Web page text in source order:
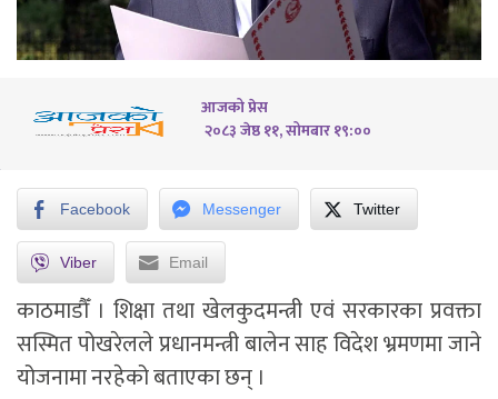
आजको प्रेस
२०८३ जेष्ठ ११, सोमबार १९:००
Facebook Messenger Twitter
Viber Email
काठमाडौँ । शिक्षा तथा खेलकुदमन्त्री एवं सरकारका प्रवक्ता
सस्मित पोखरेलले प्रधानमन्त्री बालेन साह विदेश भ्रमणमा जाने
योजनामा नरहेको बताएका छन् ।